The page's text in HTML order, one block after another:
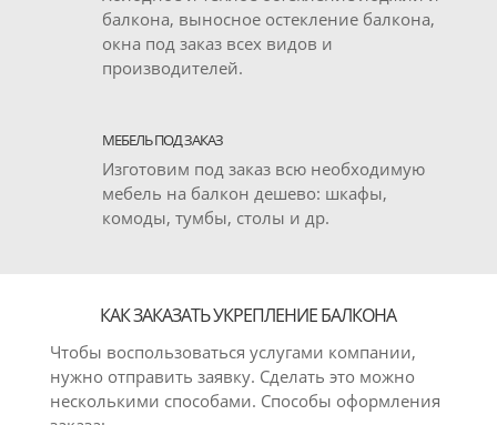
балкона, выносное остекление балкона,
окна под заказ всех видов и
производителей.
МЕБЕЛЬ ПОД ЗАКАЗ
Изготовим под заказ всю необходимую
мебель на балкон дешево: шкафы,
комоды, тумбы, столы и др.
КАК ЗАКАЗАТЬ УКРЕПЛЕНИЕ БАЛКОНА
Чтобы воспользоваться услугами компании,
нужно отправить заявку. Сделать это можно
несколькими способами. Способы оформления